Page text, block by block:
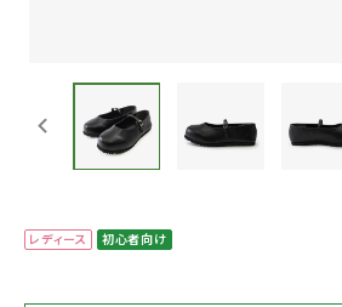
レディース 初心者向け